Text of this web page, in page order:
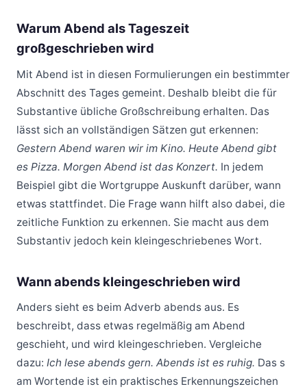
Warum Abend als Tageszeit
großgeschrieben wird
Mit Abend ist in diesen Formulierungen ein bestimmter
Abschnitt des Tages gemeint. Deshalb bleibt die für
Substantive übliche Großschreibung erhalten. Das
lässt sich an vollständigen Sätzen gut erkennen:
Gestern Abend waren wir im Kino. Heute Abend gibt
es Pizza. Morgen Abend ist das Konzert. In jedem
Beispiel gibt die Wortgruppe Auskunft darüber, wann
etwas stattfindet. Die Frage wann hilft also dabei, die
zeitliche Funktion zu erkennen. Sie macht aus dem
Substantiv jedoch kein kleingeschriebenes Wort.
Wann abends kleingeschrieben wird
Anders sieht es beim Adverb abends aus. Es
beschreibt, dass etwas regelmäßig am Abend
geschieht, und wird kleingeschrieben. Vergleiche
dazu: Ich lese abends gern. Abends ist es ruhig. Das s
am Wortende ist ein praktisches Erkennungszeichen